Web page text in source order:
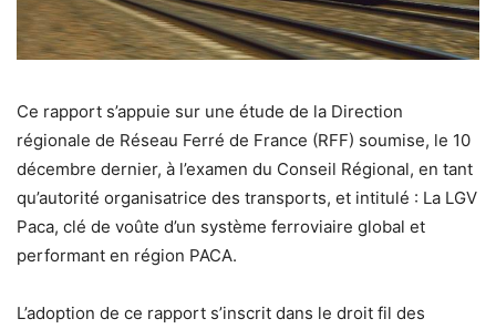
Ce rapport s’appuie sur une étude de la Direction
régionale de Réseau Ferré de France (RFF) soumise, le 10
décembre dernier, à l’examen du Conseil Régional, en tant
qu’autorité organisatrice des transports, et intitulé : La LGV
Paca, clé de voûte d’un système ferroviaire global et
performant en région PACA.
L’adoption de ce rapport s’inscrit dans le droit fil des